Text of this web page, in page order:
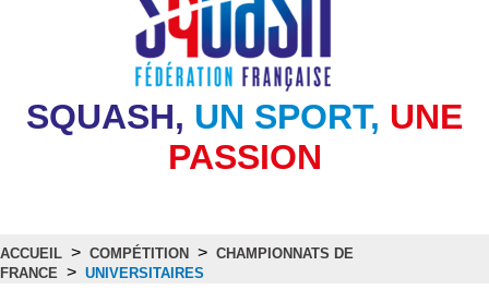
SQUASH, UN SPORT, UNE
PASSION
ACCUEIL > COMPÉTITION > CHAMPIONNATS DE
FRANCE > UNIVERSITAIRES